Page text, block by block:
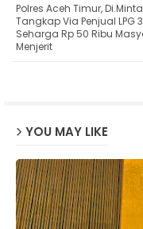
Polres Aceh Timur, Di.Minta
Tangkap Via Penjual LPG 3
Seharga Rp 50 Ribu
Menjerit
YOU MAY LIKE